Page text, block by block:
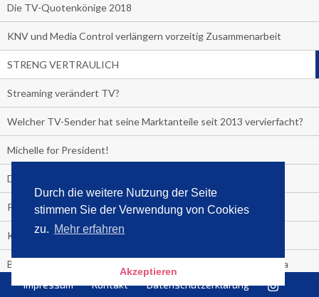
Durch die weitere Nutzung der Seite
stimmen Sie der Verwendung von Cookies
zu. Mehr erfahren
Akzeptieren
Die TV-Quotenkönige 2018
KNV und Media Control verlängern vorzeitig Zusammenarbeit
STRENG VERTRAULICH
Streaming verändert TV?
Welcher TV-Sender hat seine Marktanteile seit 2013 vervierfacht?
Michelle for President!
Das gruseligste Buch aller Zeiten
Promi-Biografien
Kerkeling erhält Spitzenfeder für meistverkauftes Buch
Börsenverein und MVB verlängern vorzeitig Verträge mit Media
Impressum Kontakt Datenschutzerklärung